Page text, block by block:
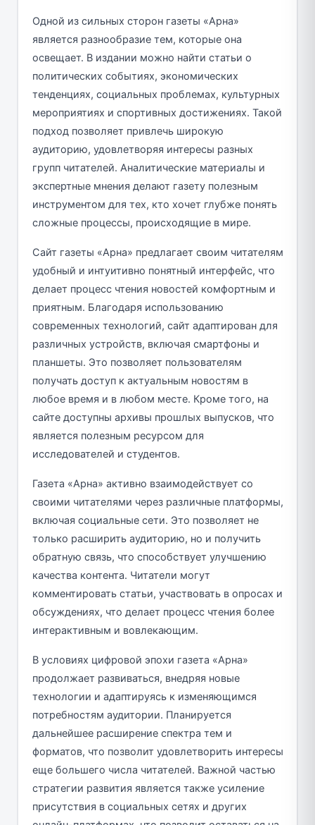
Одной из сильных сторон газеты «Арна»
является разнообразие тем, которые она
освещает. В издании можно найти статьи о
политических событиях, экономических
тенденциях, социальных проблемах, культурных
мероприятиях и спортивных достижениях. Такой
подход позволяет привлечь широкую
аудиторию, удовлетворяя интересы разных
групп читателей. Аналитические материалы и
экспертные мнения делают газету полезным
инструментом для тех, кто хочет глубже понять
сложные процессы, происходящие в мире.
Сайт газеты «Арна» предлагает своим читателям
удобный и интуитивно понятный интерфейс, что
делает процесс чтения новостей комфортным и
приятным. Благодаря использованию
современных технологий, сайт адаптирован для
различных устройств, включая смартфоны и
планшеты. Это позволяет пользователям
получать доступ к актуальным новостям в
любое время и в любом месте. Кроме того, на
сайте доступны архивы прошлых выпусков, что
является полезным ресурсом для
исследователей и студентов.
Газета «Арна» активно взаимодействует со
своими читателями через различные платформы,
включая социальные сети. Это позволяет не
только расширить аудиторию, но и получить
обратную связь, что способствует улучшению
качества контента. Читатели могут
комментировать статьи, участвовать в опросах и
обсуждениях, что делает процесс чтения более
интерактивным и вовлекающим.
В условиях цифровой эпохи газета «Арна»
продолжает развиваться, внедряя новые
технологии и адаптируясь к изменяющимся
потребностям аудитории. Планируется
дальнейшее расширение спектра тем и
форматов, что позволит удовлетворить интересы
еще большего числа читателей. Важной частью
стратегии развития является также усиление
присутствия в социальных сетях и других